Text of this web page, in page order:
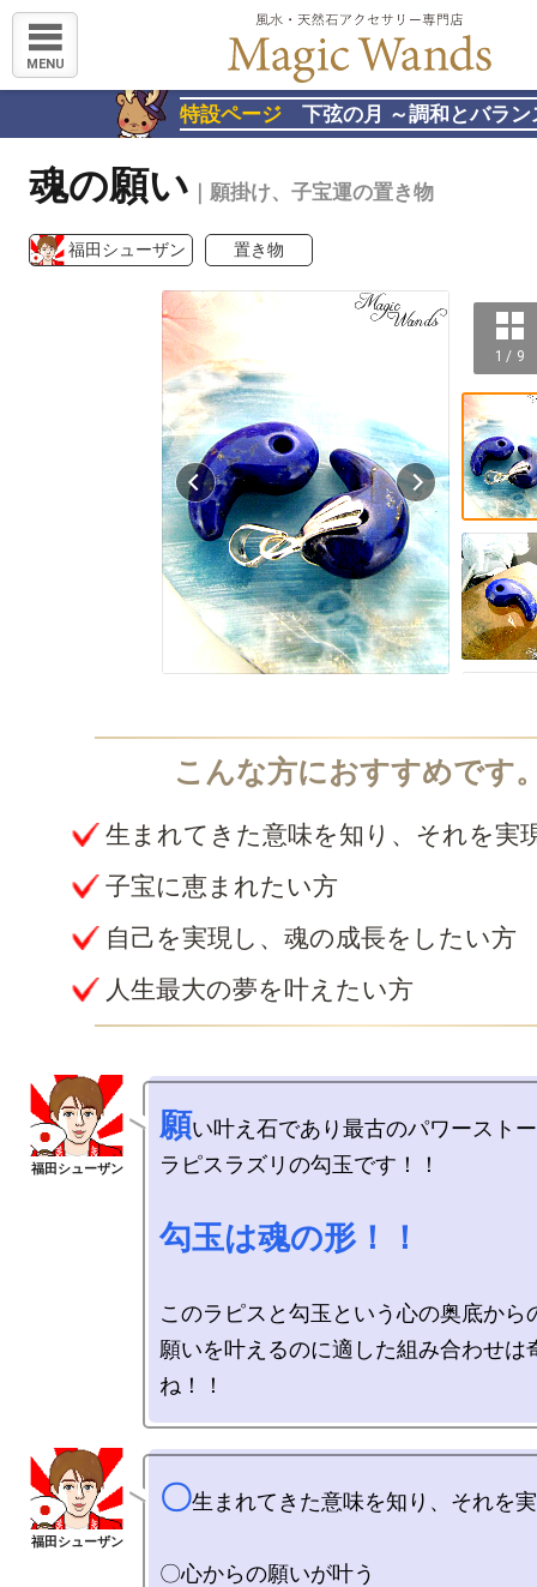
MENU
特設ページ 下弦の月 ～調和とバラン
魂の願い ｜願掛け、子宝運の置き物
福田シューザン 置き物
1 / 9
生まれてきた意味を知り、それを実
子宝に恵まれたい方
自己を実現し、魂の成長をしたい方
人生最大の夢を叶えたい方
願い叶え石であり最古のパワースト
ラピスラズリの勾玉です！！
勾玉は魂の形！！
このラピスと勾玉という心の奥底から
願いを叶えるのに適した組み合わせは
〇生まれてきた意味を知り、それを
〇心からの願いが叶う